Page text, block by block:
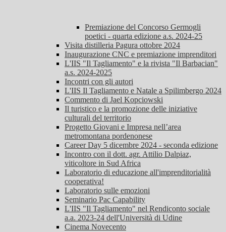
Premiazione del Concorso Germogli
poetici - quarta edizione a.s. 2024-25
Visita distilleria Pagura ottobre 2024
Inaugurazione CNC e premiazione imprenditori
L'IIS "Il Tagliamento" e la rivista "Il Barbacian"
a.s. 2024-2025
Incontri con gli autori
L'IIS Il Tagliamento e Natale a Spilimbergo 2024
Commento di Jael Kopciowski
Il turistico e la promozione delle iniziative
culturali del territorio
Progetto Giovani e Impresa nell’area
metromontana pordenonese
Career Day 5 dicembre 2024 - seconda edizione
Incontro con il dott. agr. Attilio Dalpiaz,
viticoltore in Sud Africa
Laboratorio di educazione all'imprenditorialità
cooperativa!
Laboratorio sulle emozioni
Seminario Pac Capability
L'IIS "Il Tagliamento" nel Rendiconto sociale
a.a. 2023-24 dell'Università di Udine
Cinema Novecento